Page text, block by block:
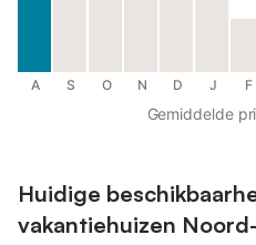
A S O N D J F
Gemiddelde
Huidige
vakantiehuizen